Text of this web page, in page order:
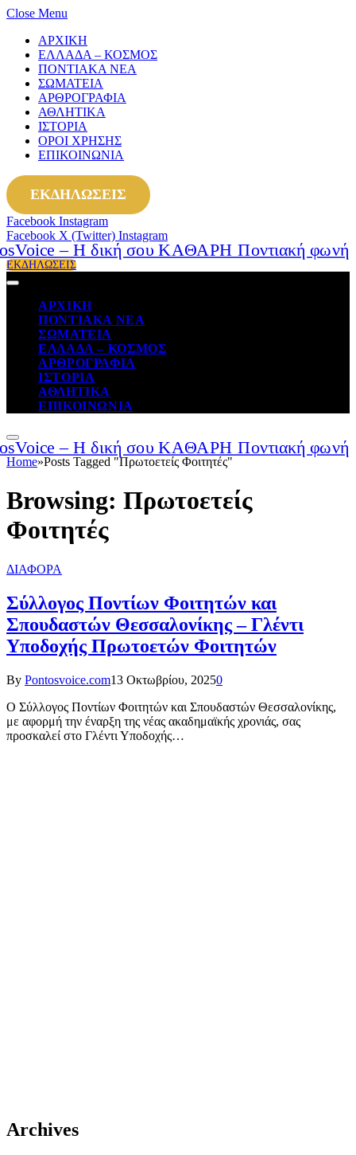
Close Menu
ΑΡΧΙΚΗ
ΕΛΛΑΔΑ – ΚΟΣΜΟΣ
ΠΟΝΤΙΑΚΑ ΝΕΑ
ΣΩΜΑΤΕΙΑ
ΑΡΘΡΟΓΡΑΦΙΑ
ΑΘΛΗΤΙΚΑ
ΙΣΤΟΡΙΑ
ΟΡΟΙ ΧΡΗΣΗΣ
ΕΠΙΚΟΙΝΩΝΙΑ
ΕΚΔΗΛΩΣΕΙΣ
Facebook Instagram
Facebook X (Twitter) Instagram
ΕΚΔΗΛΩΣΕΙΣ
ΑΡΧΙΚΗ
ΠΟΝΤΙΑΚΑ ΝΕΑ
ΣΩΜΑΤΕΙΑ
ΕΛΛΑΔΑ – ΚΟΣΜΟΣ
ΑΡΘΡΟΓΡΑΦΙΑ
ΙΣΤΟΡΙΑ
ΑΘΛΗΤΙΚΑ
ΕΠΙΚΟΙΝΩΝΙΑ
Home»Posts Tagged "Πρωτοετείς Φοιτητές"
Browsing: Πρωτοετείς
Φοιτητές
ΔΙΑΦΟΡΑ
Σύλλογος Ποντίων Φοιτητών και
Σπουδαστών Θεσσαλονίκης – Γλέντι
Υποδοχής Πρωτοετών Φοιτητών
By Pontosvoice.com13 Οκτωβρίου, 20250
Ο Σύλλογος Ποντίων Φοιτητών και Σπουδαστών Θεσσαλονίκης,
με αφορμή την έναρξη της νέας ακαδημαϊκής χρονιάς, σας
προσκαλεί στο Γλέντι Υποδοχής…
Archives